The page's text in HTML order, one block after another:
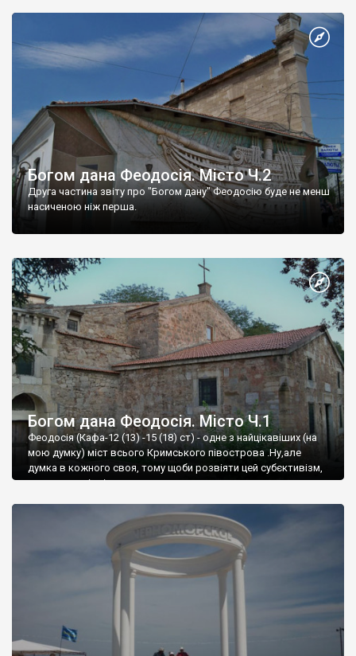
Богом дана Феодосія. Місто Ч.2
Друга частина звіту про "Богом дану" Феодосію буде не менш
насиченою ніж перша.
Богом дана Феодосія. Місто Ч.1
Феодосія (Кафа-12 (13) -15 (18) ст) - одне з найцікавіших (на
мою думку) міст всього Кримського півострова .Ну,але
думка в кожного своя, тому щоби розвіяти цей субєктивізм,
запрошую відвідати це